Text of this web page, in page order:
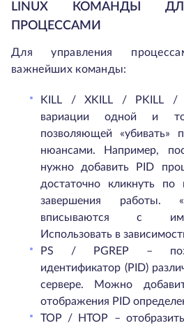
LINUX КОМАНДЫ
ПРОЦЕССАМИ
Для управления
важнейших команды:
KILL / XKILL / PKILL /
вариации одной и
позволяющей «убивать»
нюансами. Например,
нужно добавить PID
достаточно кликнуть
завершения работы.
вписываются с
Использовать в
PS / PGREP –
идентификатор (PID)
сервере. Можно
отображения PID
TOP / HTOP –